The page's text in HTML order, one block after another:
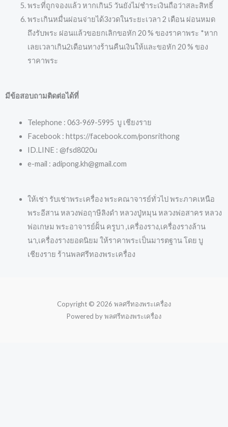
พระที่ถูกจองแล้ว หากเกิน5 วันยังไม่ชำระเงินถือว่าสละสิทธิ์
พระเกินหมื่นผ่อนจ่ายได้3งวดในระยะเวลา 2 เดือน ผ่อนหมด
ถึงรับพระ ผ่อนแล้วขอยกเลิกขอหัก 20 % ของราคาพระ *หาก
เลยเวลาเกิน2เดือนทางร้านคืนเงินให้และขอหัก 20 % ของ
ราคาพระ
มีข้อสอบถามติดต่อได้ที่
Telephone : 063-969-5995 บู เชียงราย
Facebook : https://facebook.com/ponsrithong
ID.LINE : @fsd8020u
e-mail : adipong.kh@gmail.com
ให้เช่า รับเช่าพระเครื่อง พระคณาจารย์ทั่วไป พระภาคเหนือ
พระอีสาน หลวงพ่อฤาษีลิงดำ หลวงปู่หมุน หลวงพ่อสาคร หลวง
พ่อเกษม พระอาจารย์ฝั้น ครูบา ,เครื่องราง,เครื่องรางล้าน
นา,เครื่องรางยอดนิยม ให้ราคาพระเป็นมารตฐาน โดย บู
เชียงราย ร้านพลศรีทองพระเครื่อง
Copyright © 2026 พลศรีทองพระเครื่อง
Powered by พลศรีทองพระเครื่อง